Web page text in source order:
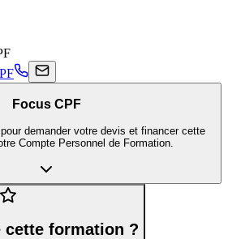
Focus CPF
demander votre devis et financer cette
Compte Personnel de Formation.
cette formation ?